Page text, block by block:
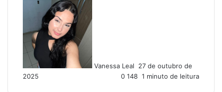
Vanessa Leal
m
e
27 de outubro de
2025
0 148 1 minuto de leitura